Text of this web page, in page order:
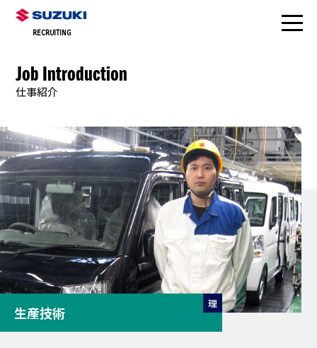
RECRUITING
Job Introduction
仕事紹介
生産技術
理